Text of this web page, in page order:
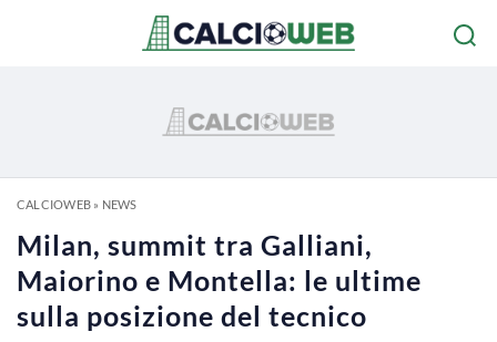
CALCIOWEB» NEWS
Milan, summit tra Galliani,
Maiorino e Montella: le ultime
sulla posizione del tecnico